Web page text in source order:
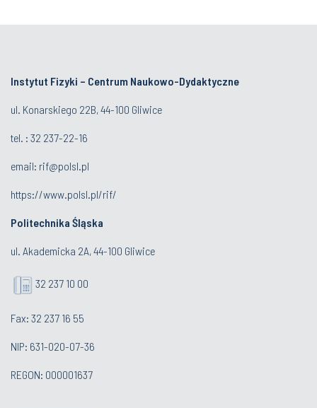
Instytut Fizyki – Centrum Naukowo-Dydaktyczne
ul. Konarskiego 22B, 44-100 Gliwice
tel. : 32 237-22-16
email: rif@polsl.pl
https://www.polsl.pl/rif/
Politechnika Śląska
ul. Akademicka 2A, 44-100 Gliwice
32 237 10 00
Fax: 32 237 16 55
NIP: 631-020-07-36
REGON: 000001637